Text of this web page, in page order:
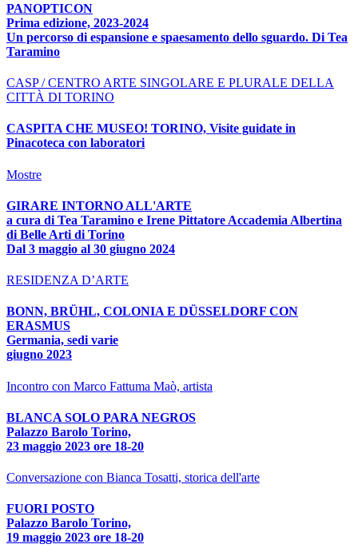
PANOPTICON
Prima edizione, 2023-2024
Un percorso di espansione e spaesamento dello sguardo. Di Tea
Taramino
CASP / CENTRO ARTE SINGOLARE E PLURALE DELLA
CITTÀ DI TORINO
CASPITA CHE MUSEO! TORINO, Visite guidate in
Pinacoteca con laboratori
Mostre
GIRARE INTORNO ALL'ARTE
a cura di Tea Taramino e Irene Pittatore Accademia Albertina
di Belle Arti di Torino
Dal 3 maggio al 30 giugno 2024
RESIDENZA D’ARTE
BONN, BRÜHL, COLONIA E DÜSSELDORF CON
ERASMUS
Germania, sedi varie
giugno 2023
Incontro con Marco Fattuma Maò, artista
BLANCA SOLO PARA NEGROS
Palazzo Barolo Torino,
23 maggio 2023 ore 18-20
Conversazione con Bianca Tosatti, storica dell'arte
FUORI POSTO
Palazzo Barolo Torino,
19 maggio 2023 ore 18-20